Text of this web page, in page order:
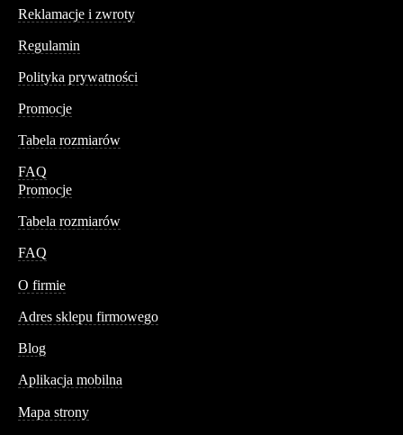
Reklamacje i zwroty
Regulamin
Polityka prywatności
Promocje
Tabela rozmiarów
FAQ
Promocje
Tabela rozmiarów
FAQ
O firmie
Adres sklepu firmowego
Blog
Aplikacja mobilna
Mapa strony